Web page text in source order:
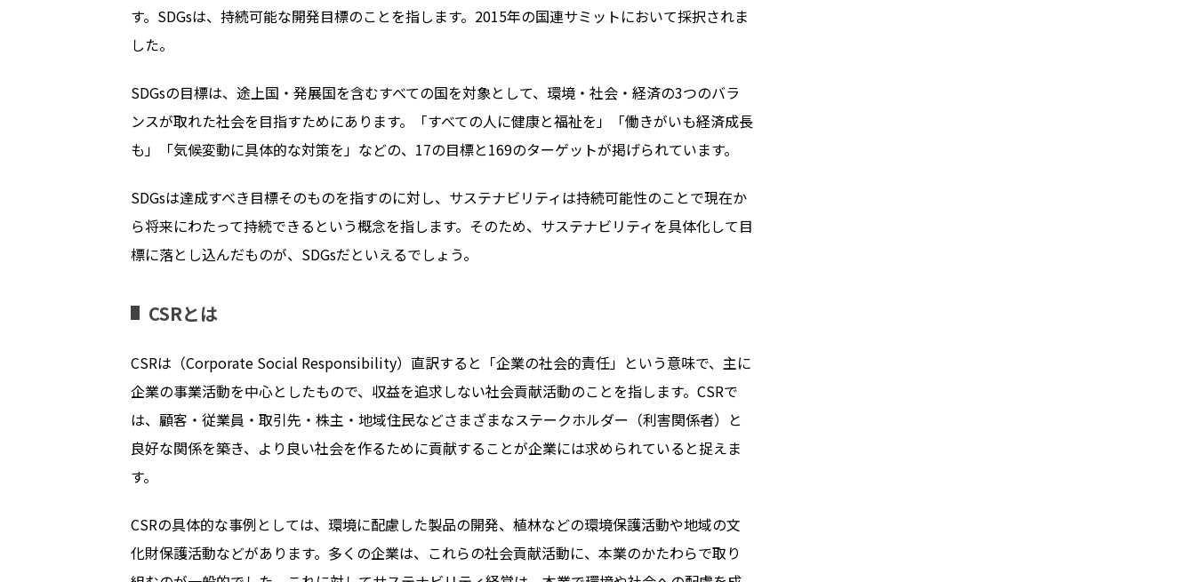
す。SDGsは、持続可能な開発目標のことを指します。2015年の国連サミットにおいて採択されま
した。
SDGsの目標は、途上国・発展国を含むすべての国を対象として、環境・社会・経済の3つのバラ
ンスが取れた社会を目指すためにあります。「すべての人に健康と福祉を」「働きがいも経済成長
も」「気候変動に具体的な対策を」などの、17の目標と169のターゲットが掲げられています。
SDGsは達成すべき目標そのものを指すのに対し、サステナビリティは持続可能性のことで現在か
ら将来にわたって持続できるという概念を指します。そのため、サステナビリティを具体化して目
標に落とし込んだものが、SDGsだといえるでしょう。
CSRとは
CSRは（Corporate Social Responsibility）直訳すると「企業の社会的責任」という意味で、主に
企業の事業活動を中心としたもので、収益を追求しない社会貢献活動のことを指します。CSRで
は、顧客・従業員・取引先・株主・地域住民などさまざまなステークホルダー（利害関係者）と
良好な関係を築き、より良い社会を作るために貢献することが企業には求められていると捉えま
す。
CSRの具体的な事例としては、環境に配慮した製品の開発、植林などの環境保護活動や地域の文
化財保護活動などがあります。多くの企業は、これらの社会貢献活動に、本業のかたわらで取り